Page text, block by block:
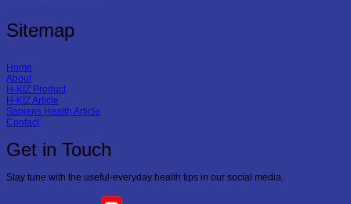
Sitemap
Home
About
H-KIZ Product
H-KIZ Article
Sapiens Health Article
Contact
Get in Touch
Stay tune with the useful-everyday health tips in our social media.